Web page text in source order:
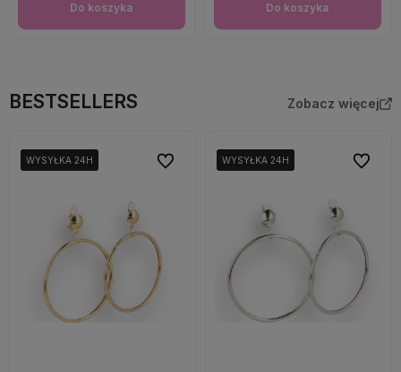
Do koszyka Do koszyka
BESTSELLERS Zobacz więcej
WYSYŁKA 24H
WYSYŁKA 24H
WYSYŁKA 24H Do ulubionychWYSYŁKA 24H
WYSYŁKA 24H
WYSYŁKA 24H Do